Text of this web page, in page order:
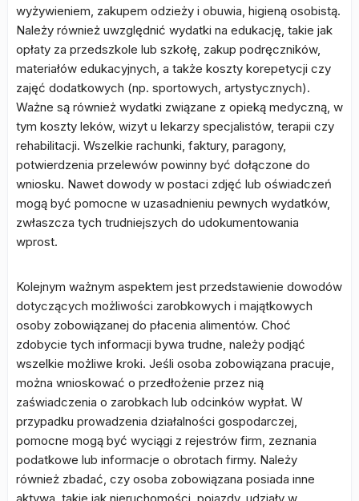
wyżywieniem, zakupem odzieży i obuwia, higieną osobistą.
Należy również uwzględnić wydatki na edukację, takie jak
opłaty za przedszkole lub szkołę, zakup podręczników,
materiałów edukacyjnych, a także koszty korepetycji czy
zajęć dodatkowych (np. sportowych, artystycznych).
Ważne są również wydatki związane z opieką medyczną, w
tym koszty leków, wizyt u lekarzy specjalistów, terapii czy
rehabilitacji. Wszelkie rachunki, faktury, paragony,
potwierdzenia przelewów powinny być dołączone do
wniosku. Nawet dowody w postaci zdjęć lub oświadczeń
mogą być pomocne w uzasadnieniu pewnych wydatków,
zwłaszcza tych trudniejszych do udokumentowania
wprost.
Kolejnym ważnym aspektem jest przedstawienie dowodów
dotyczących możliwości zarobkowych i majątkowych
osoby zobowiązanej do płacenia alimentów. Choć
zdobycie tych informacji bywa trudne, należy podjąć
wszelkie możliwe kroki. Jeśli osoba zobowiązana pracuje,
można wnioskować o przedłożenie przez nią
zaświadczenia o zarobkach lub odcinków wypłat. W
przypadku prowadzenia działalności gospodarczej,
pomocne mogą być wyciągi z rejestrów firm, zeznania
podatkowe lub informacje o obrotach firmy. Należy
również zbadać, czy osoba zobowiązana posiada inne